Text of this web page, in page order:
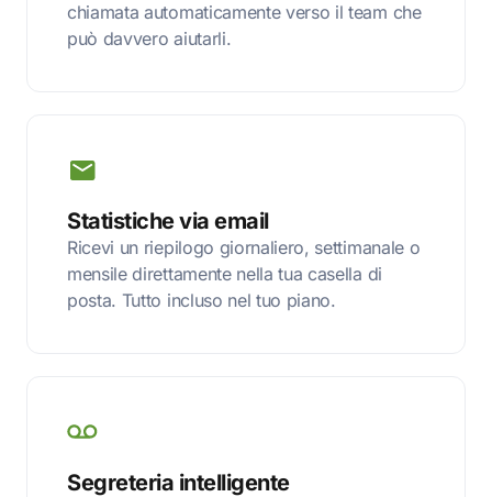
chiamata automaticamente verso il team che
può davvero aiutarli.
Statistiche via email
Ricevi un riepilogo giornaliero, settimanale o
mensile direttamente nella tua casella di
posta. Tutto incluso nel tuo piano.
Segreteria intelligente